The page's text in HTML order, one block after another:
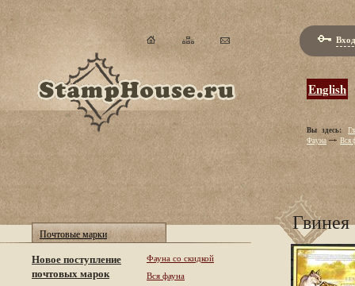
English
Вы здесь:
Фауна
Вся
Почтовые марки
Новое поступление
почтовых марок
Фауна со скидкой
Вся фауна